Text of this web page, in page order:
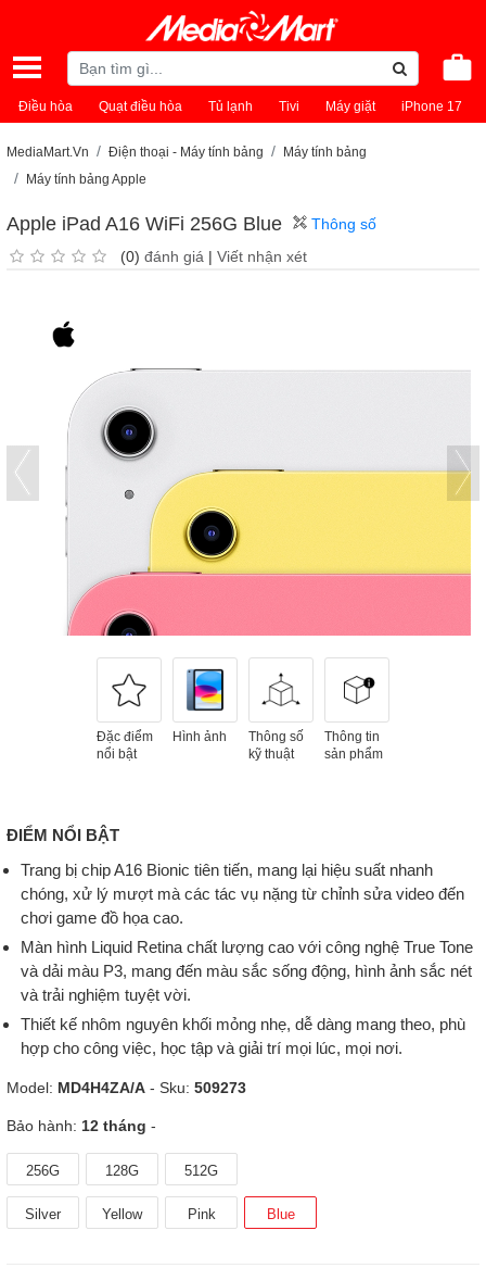
Điều hòa Quạt điều hòa Tủ lạnh Tivi Máy giặt iPhone 17
MediaMart.Vn Điện thoại - Máy tính bảng
Máy tính bảng
Máy tính bảng Apple
Apple iPad A16 WiFi 256G Blue
(0) đánh giá | Viết nhận xét
Thông số
Đặc điểm
nổi bật
Hình ảnh
Thông số
kỹ thuật
Thông tin
sản phẩm
ĐIỂM NỔI BẬT
Trang bị chip A16 Bionic tiên tiến, mang lại hiệu suất nhanh
chóng, xử lý mượt mà các tác vụ nặng từ chỉnh sửa video đến
chơi game đồ họa cao.
Màn hình Liquid Retina chất lượng cao với công nghệ True Tone
và dải màu P3, mang đến màu sắc sống động, hình ảnh sắc nét
và trải nghiệm tuyệt vời.
Thiết kế nhôm nguyên khối mỏng nhẹ, dễ dàng mang theo, phù
hợp cho công việc, học tập và giải trí mọi lúc, mọi nơi.
Model: MD4H4ZA/A - Sku: 509273
Bảo hành: 12 tháng -
256G 128G 512G
Silver Yellow Pink Blue